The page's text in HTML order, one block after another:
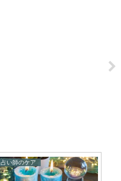
占い師のケア